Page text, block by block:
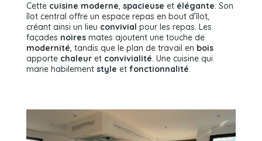
Cette cuisine moderne, spacieuse et élégante. Son
îlot central offre un espace repas en bout d’îlot,
créant ainsi un lieu convivial pour les repas. Les
façades noires mates ajoutent une touche de
modernité, tandis que le plan de travail en bois
apporte chaleur et convivialité. Une cuisine qui
marie habilement style et fonctionnalité.